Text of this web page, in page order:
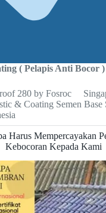
( Pelapis Anti Bocor )
280 by Fosroc
& Coating Semen Base
Harus Mempercayakan
Kebocoran Kepada Kami